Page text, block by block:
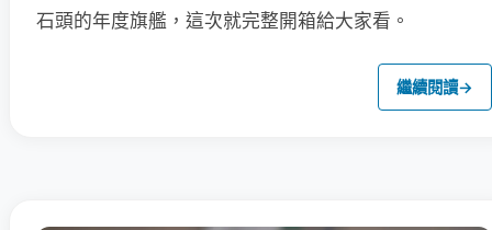
石頭的年度旗艦，這次就完整開箱給大家看。
繼續閱讀→